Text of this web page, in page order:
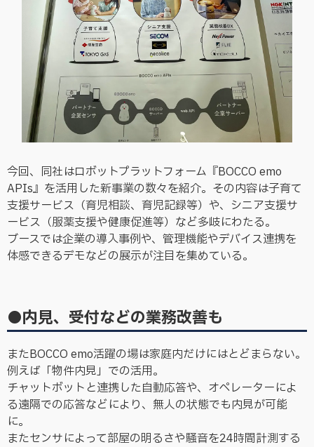
今回、同社はロボットプラットフォーム『BOCCO emo
APIs』を活用した新事業の数々を紹介。その内容は子育て
支援サービス（育児相談、育児記録等）や、シニア支援サ
ービス（服薬支援や健康促進等）など多岐にわたる。
ブースでは企業の導入事例や、管理機能やデバイス連携を
体感できるデモなどの展示が注目を集めている。
●内見、受付などの業務改善も
またBOCCO emo活躍の場は家庭内だけにはとどまらない。
例えば「物件内見」での活用。
チャットボットと連携した自動応答や、オペレーターによ
る遠隔での応答などにより、無人の状態でも内見が可能
に。
またセンサによって部屋の明るさや騒音を24時間計測する